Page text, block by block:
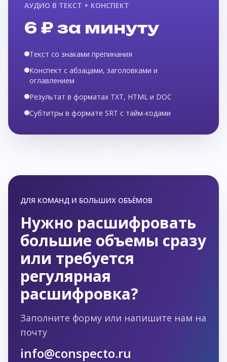
АУДИО В ТЕКСТ + КОНСПЕКТ
6 ₽ за минуту
Текст со знаками препинания
Конспект с абзацами, заголовками и
оглавлением
Результат в форматах TXT, HTML и DOC
Субтитры в формате SRT с тайм-кодами
ДЛЯ КОМАНД И БОЛЬШИХ ОБЪЁМОВ
Нужно расшифровать
большие объемы сразу
или требуется
регулярная
расшифровка?
Заполните форму или напишите нам на
почту
info@conspecto.ru